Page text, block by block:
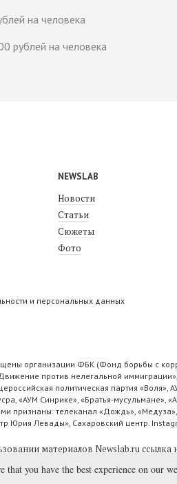
на человека
рублей на человека
NEWSLAB
Новости
Статьи
Сюжеты
Фото
и персональных данных
организации ФБК (Фонд борьбы с
против нелегальной
политическая партия
«АУМ Синрике», «Братья-
признаны: телеканал «Дождь»,
Юрия Левады», Сахаровский центр.
материалов Newslab.ru ссылка
that you have the best experience on our